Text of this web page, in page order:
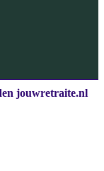
jouwretraite.nl